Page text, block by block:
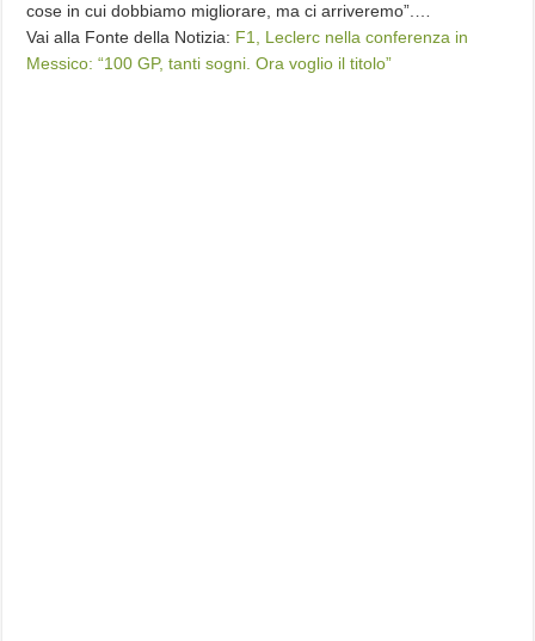
cose in cui dobbiamo migliorare, ma ci arriveremo”.…
Vai alla Fonte della Notizia: F1, Leclerc nella conferenza in
Messico: “100 GP, tanti sogni. Ora voglio il titolo”